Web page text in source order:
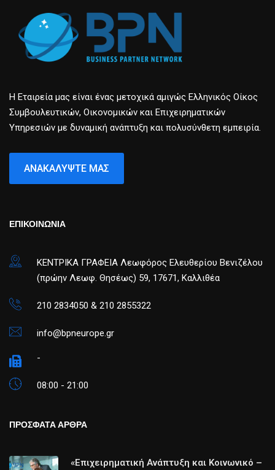
Η Εταιρεία μας είναι ένας μετοχικά αμιγώς Ελληνικός Οίκος
Συμβουλευτικών, Οικονομικών και Επιχειρηματικών
Υπηρεσιών με δυναμική ανάπτυξη και πολυσύνθετη εμπειρία.
ΑΝΑΚΑΛΎΨΤΕ ΜΑΣ
ΕΠΙΚΟΙΝΩΝΙΑ
ΚΕΝΤΡΙΚΑ ΓΡΑΦΕΙΑ Λεωφόρος Ελευθερίου Βενιζέλου
(πρώην Λεωφ. Θησέως) 59, 17671, Καλλιθέα
210 2834050 & 210 2855322
info@bpneurope.gr
-
08:00 - 21:00
ΠΡΟΣΦΑΤΑ ΑΡΘΡΑ
«Επιχειρηματική Ανάπτυξη και Κοινωνικό –